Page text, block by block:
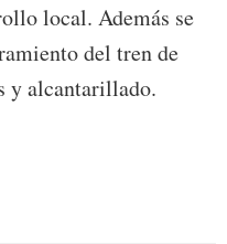
local. Además se
del tren de
y alcantarillado.